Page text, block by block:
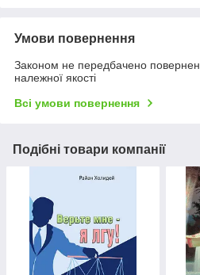
Умови повернення
Законом не передбачено
належної якості
Всі умови повернення
Подібні товари компанії